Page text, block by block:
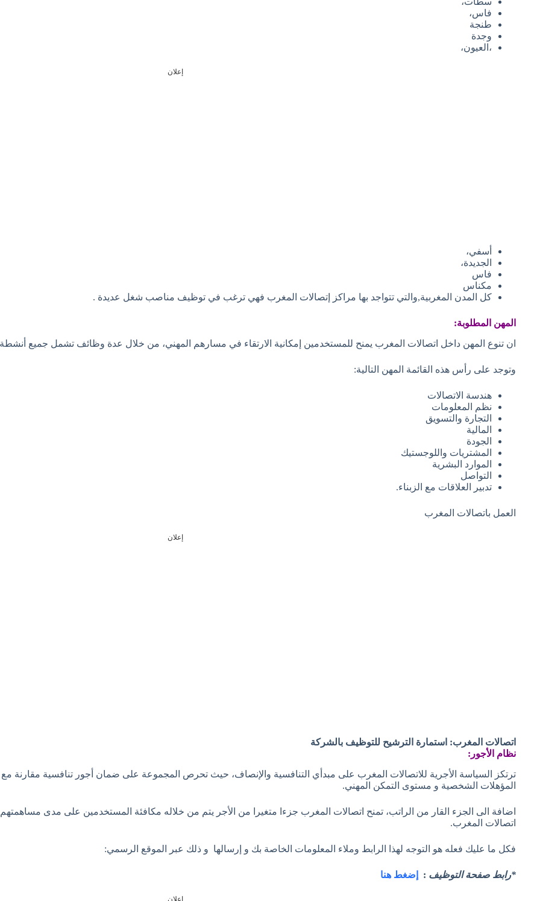
فاس،
طنجة
وجدة
،العيون،
إعلان
أسفي،
الجديدة،
فاس
مكناس
كل المدن المغربية,والتي تتواجد بها مراكز إتصالات المغرب فهي ترغب في توظيف مناصب شغل عديدة .
المهن المطلوبة:
ان تنوع المهن داخل اتصالات المغرب يمنح للمستخدمين إمكانية الارتقاء في مسارهم المهني، من خلال عدة وظائف تشمل جميع
وتوجد على رأس هذه القائمة المهن التالية:
هندسة الاتصالات
نظم المعلومات
التجارة والتسويق
المالية
الجودة
المشتريات واللوجستيك
الموارد البشرية
التواصل
تدبير العلاقات مع الزبناء.
العمل باتصالات المغرب
إعلان
اتصالات المغرب: استمارة الترشيح للتوظيف بالشركة
نظام الأجور:
ترتكز السياسة الأجرية للاتصالات المغرب على مبدأي التنافسية والإنصاف، حيث تحرص المجموعة على ضمان أجور تنافسية مقارنة
المؤهلات الشخصية و مستوى التمكن المهني.
اضافة الى الجزء القار من الراتب، تمنح اتصالات المغرب جزءا متغيرا من الأجر يتم من خلاله مكافئة المستخدمين على مدى
اتصالات المغرب.
فكل ما عليك فعله هو التوجه لهذا الرابط وملاء المعلومات الخاصة بك و إرسالها و ذلك عبر الموقع الرسمي:
*رابط صفحة التوظيف : إضغط هنا
إعلان